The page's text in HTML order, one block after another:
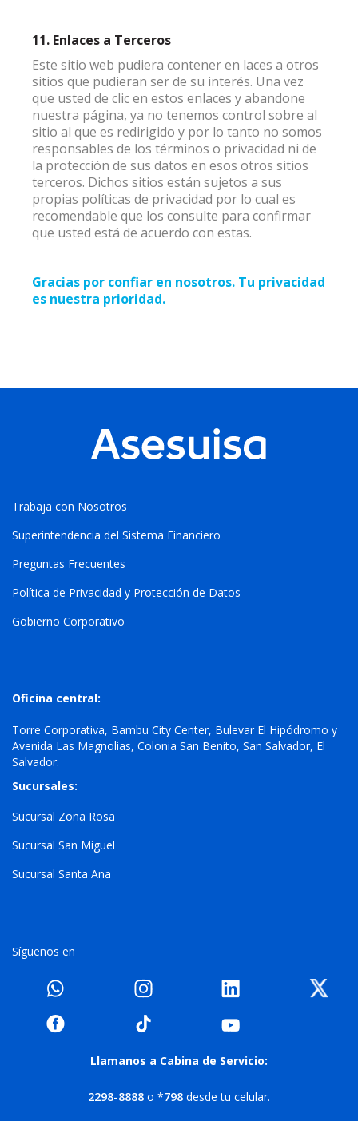
11. Enlaces a Terceros
Este sitio web pudiera contener en laces a otros
sitios que pudieran ser de su interés. Una vez
que usted de clic en estos enlaces y abandone
nuestra página, ya no tenemos control sobre al
sitio al que es redirigido y por lo tanto no somos
responsables de los términos o privacidad ni de
la protección de sus datos en esos otros sitios
terceros. Dichos sitios están sujetos a sus
propias políticas de privacidad por lo cual es
recomendable que los consulte para confirmar
que usted está de acuerdo con estas.
Gracias por confiar en nosotros. Tu privacidad
es nuestra prioridad.
Trabaja con Nosotros
Superintendencia del Sistema Financiero
Preguntas Frecuentes
Política de Privacidad y Protección de Datos
Gobierno Corporativo
Oficina central:
Torre Corporativa, Bambu City Center, Bulevar El Hipódromo y
Avenida Las Magnolias, Colonia San Benito, San Salvador, El
Salvador.
Sucursales:
Sucursal Zona Rosa
Sucursal San Miguel
Sucursal Santa Ana
Síguenos en
Llamanos a Cabina de Servicio:
2298-8888 o *798 desde tu celular.